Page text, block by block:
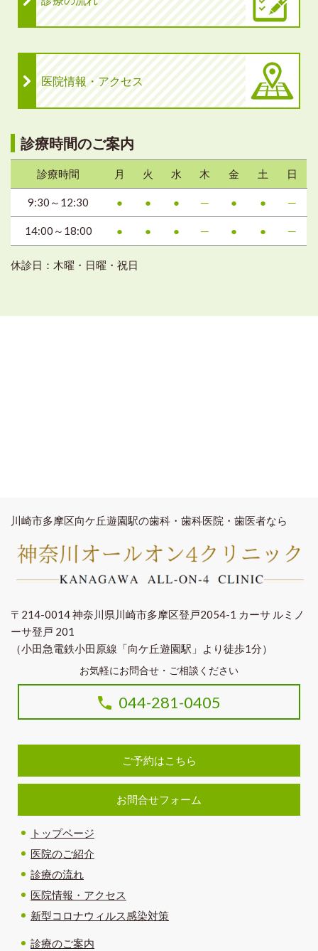
医院情報・アクセス
診療時間のご案内
診療時間 月 火 水 木 金 土 日
9:30～12:30 ● ● ● ─ ● ● ─
14:00～18:00 ● ● ● ─ ● ● ─
休診日：木曜・日曜・祝日
川崎市多摩区向ケ丘遊園駅の歯科・歯科医院・歯医者なら
〒214-0014 神奈川県川崎市多摩区登戸2054-1 カーサ ルミノ
ーサ登戸 201
（小田急電鉄小田原線「向ケ丘遊園駅」より徒歩1分）
お気軽にお問合せ・ご相談ください
044-281-0405
ご予約はこちら
お問合せフォーム
トップページ
医院のご紹介
診療の流れ
医院情報・アクセス
新型コロナウィルス感染対策
診療のご案内